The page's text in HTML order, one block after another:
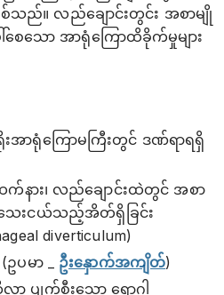
စ်သည်။ လည်ချောင်းတွင်း အစာမျို
စေသော အာရုံကြောထိခိုက်မှုများ
ရိုးအာရုံကြောမကြီးတွင် ဒဏ်ရာရရှိ
နား၊ လည်ချောင်းထဲတွင် အစာ
သေးငယ်သည့်အိတ်ရှိခြင်း
diverticulum)
ဥပမာ _ ဦးနှောက်အကျိတ်)
ပျက်စီးသော ‌ရောဂါ